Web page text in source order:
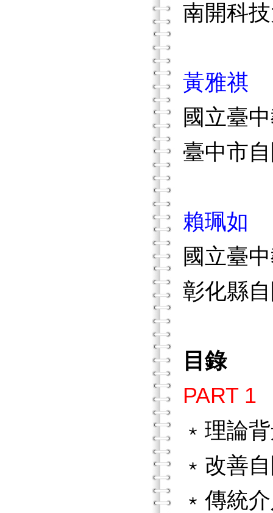
南開科
黃雅祺
國立臺
臺中市
賴珮如
國立臺
彰化縣
目錄
PART
﹡理論
﹡改善
﹡傳統